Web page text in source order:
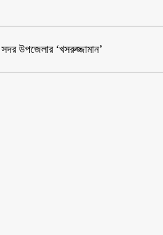
উপজেলার ‘খসরুজ্জামান’